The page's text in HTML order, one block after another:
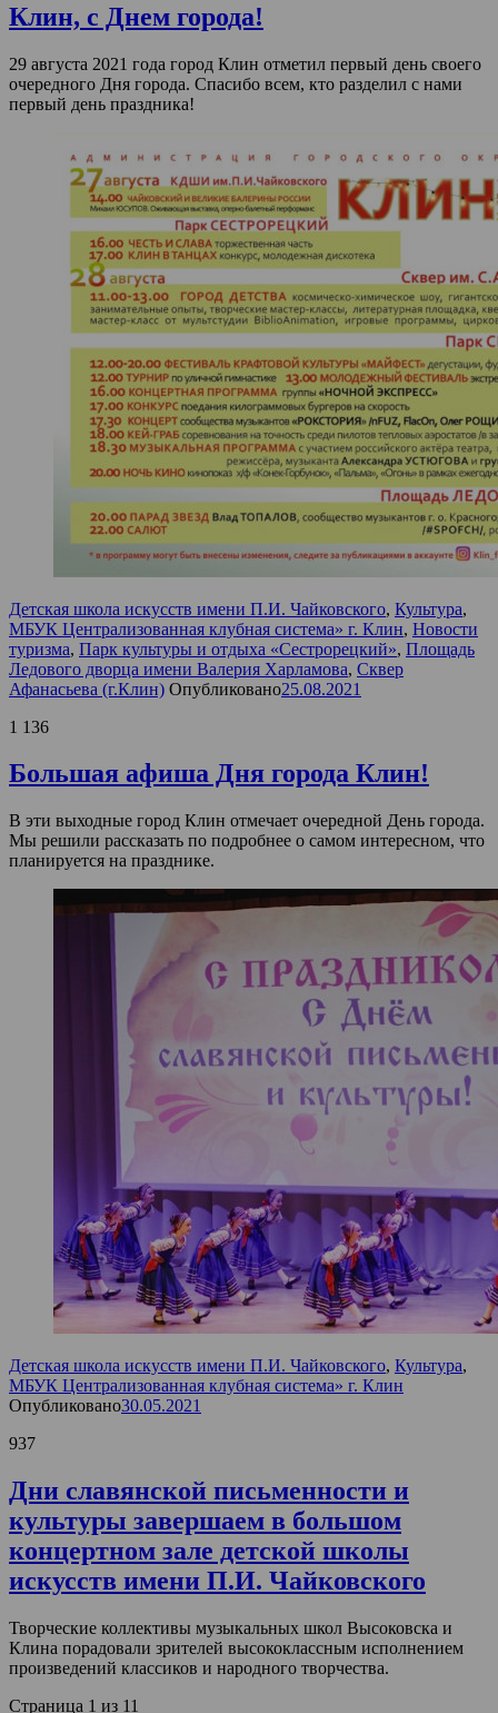
Клин, с Днем города!
29 августа 2021 года город Клин отметил первый день своего
очередного Дня города. Спасибо всем, кто разделил с нами
первый день праздника!
Детская школа искусств имени П.И. Чайковского, Культура,
МБУК Централизованная клубная система» г. Клин, Новости
туризма, Парк культуры и отдыха «Сестрорецкий», Площадь
Ледового дворца имени Валерия Харламова, Сквер
Афанасьева (г.Клин) Опубликовано25.08.2021
1 136
Большая афиша Дня города Клин!
В эти выходные город Клин отмечает очередной День города.
Мы решили рассказать по подробнее о самом интересном, что
планируется на празднике.
Детская школа искусств имени П.И. Чайковского, Культура,
МБУК Централизованная клубная система» г. Клин
Опубликовано30.05.2021
937
Дни славянской письменности и
культуры завершаем в большом
концертном зале детской школы
искусств имени П.И. Чайковского
Творческие коллективы музыкальных школ Высоковска и
Клина порадовали зрителей высококлассным исполнением
произведений классиков и народного творчества.
Страница 1 из 11